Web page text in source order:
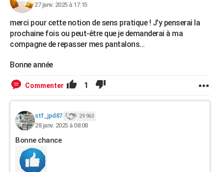
COPAINS D'AVANT
S'inscrire
Se connecter
Lycées
Collèges
Primaires
Universités
Entreprises
Service militaire
Avis de recherche
AVIS DE DÉCÈS
Bricolage
Lifestyle
Culture
Sport
Auto
Television
Voyage
Cinema
27 janv. 2025 à 17:15
merci pour cette notion de sens pratique ! J'y penserai la
prochaine fois ou peut-être que je demanderai à ma
compagne de repasser mes pantalons...
Bonne année
Commenter 1
stf_jpd87 29 963
28 janv. 2025 à 08:08
Bonne chance